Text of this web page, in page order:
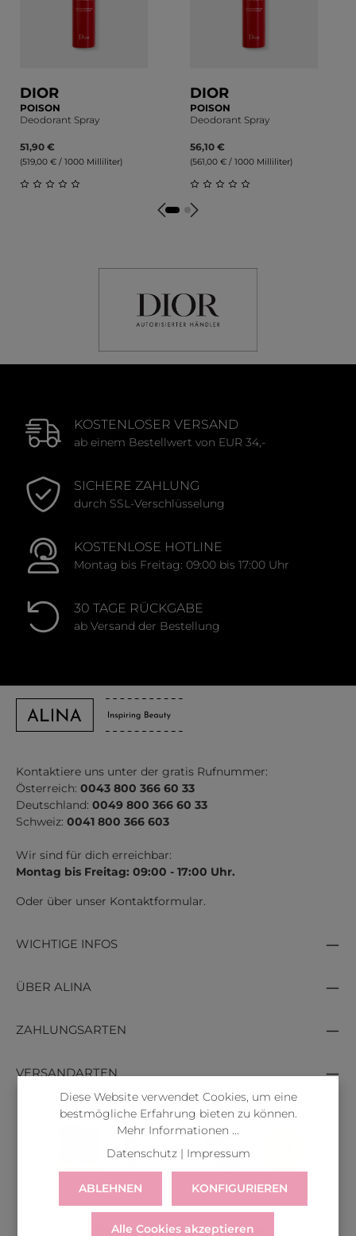
DIOR
POISON
Deodorant Spray
51,90 €
(519,00 € / 1000 Milliliter)
Durchschnittliche Bewertung von 0 von 5 Sternen
DIOR
POISON
Deodorant Spray
56,10 €
(561,00 € / 1000 Milliliter)
Durchschnittliche
KOSTENLOSER VERSAND
ab einem Bestellwert von EUR 34,-
SICHERE ZAHLUNG
durch SSL-Verschlüsselung
KOSTENLOSE HOTLINE
Montag bis Freitag: 09:00 bis 17:00 Uhr
30 TAGE RÜCKGABE
ab Versand der Bestellung
Kontaktiere uns unter der gratis Rufnummer:
Österreich: 0043 800 366 60 33
Deutschland: 0049 800 366 60 33
Schweiz: 0041 800 366 603
Wir sind für dich erreichbar:
Montag bis Freitag: 09:00 - 17:00 Uhr.
Oder über unser Kontaktformular.
WICHTIGE INFOS
ÜBER ALINA
ZAHLUNGSARTEN
VERSANDARTEN
Diese Website verwendet Cookies, um eine
bestmögliche Erfahrung bieten zu können.
Mehr Informationen ...
Datenschutz| Impressum
ABLEHNEN KONFIGURIEREN
Alle Cookies akzeptieren